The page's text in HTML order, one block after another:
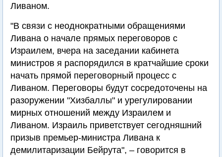
Ливаном.
"В связи с неоднократными обращениями
Ливана о начале прямых переговоров с
Израилем, вчера на заседании кабинета
министров я распорядился в кратчайшие сроки
начать прямой переговорный процесс с
Ливаном. Переговоры будут сосредоточены на
разоружении "Хизбаллы" и урегулировании
мирных отношений между Израилем и
Ливаном. Израиль приветствует сегодняшний
призыв премьер-министра Ливана к
демилитаризации Бейрута", – говорится в